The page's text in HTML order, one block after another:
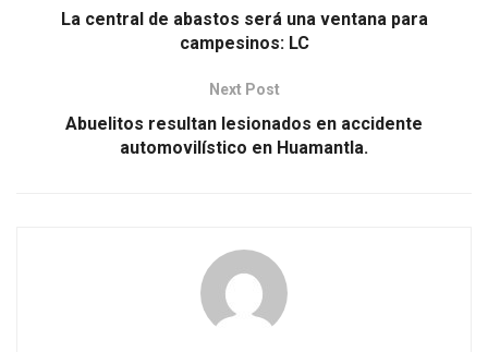
La central de abastos será una ventana para
campesinos: LC
Next Post
Abuelitos resultan lesionados en accidente
automovilístico en Huamantla.